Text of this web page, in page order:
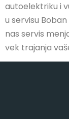
autoelektriku i
u servisu
nas servis
vek trajanja